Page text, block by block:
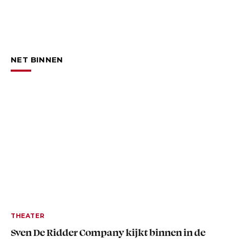
NET BINNEN
THEATER
Sven De Ridder Company kijkt binnen in de